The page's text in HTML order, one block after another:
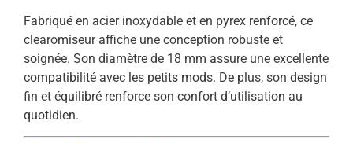
Fabriqué en acier inoxydable et en pyrex renforcé, ce
clearomiseur affiche une conception robuste et
soignée. Son diamètre de 18 mm assure une excellente
compatibilité avec les petits mods. De plus, son design
fin et équilibré renforce son confort d’utilisation au
quotidien.